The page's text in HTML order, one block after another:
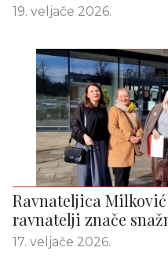
19. veljače 2026.
Ravnateljica
ravnatelji znače
17. veljače 2026.